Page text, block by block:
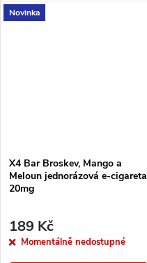
Novinka
X4 Bar Broskev, Mango a
Meloun jednorázová e-cigareta
20mg
189 Kč
Momentálně nedostupné